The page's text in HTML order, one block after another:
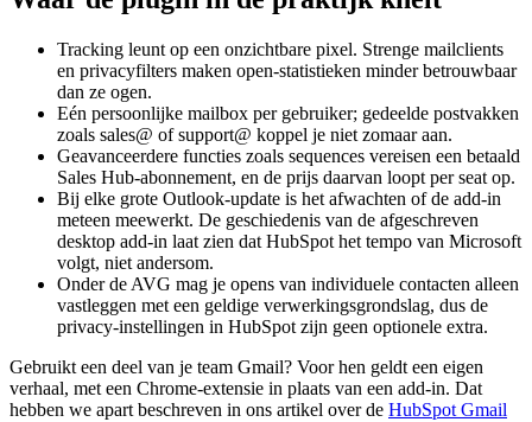
Tracking leunt op een onzichtbare pixel. Strenge mailclients
en privacyfilters maken open-statistieken minder betrouwbaar
dan ze ogen.
Eén persoonlijke mailbox per gebruiker; gedeelde postvakken
zoals sales@ of support@ koppel je niet zomaar aan.
Geavanceerdere functies zoals sequences vereisen een betaald
Sales Hub-abonnement, en de prijs daarvan loopt per seat op.
Bij elke grote Outlook-update is het afwachten of de add-in
meteen meewerkt. De geschiedenis van de afgeschreven
desktop add-in laat zien dat HubSpot het tempo van Microsoft
volgt, niet andersom.
Onder de AVG mag je opens van individuele contacten alleen
vastleggen met een geldige verwerkingsgrondslag, dus de
privacy-instellingen in HubSpot zijn geen optionele extra.
Gebruikt een deel van je team Gmail? Voor hen geldt een eigen
verhaal, met een Chrome-extensie in plaats van een add-in. Dat
hebben we apart beschreven in ons artikel over de HubSpot Gmail